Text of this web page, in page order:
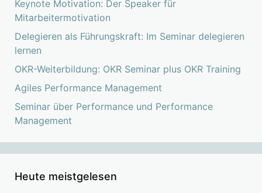
Keynote Motivation: Der Speaker für
Mitarbeitermotivation
Delegieren als Führungskraft: Im Seminar delegieren
lernen
OKR-Weiterbildung: OKR Seminar plus OKR Training
Agiles Performance Management
Seminar über Performance und Performance
Management
Heute meistgelesen